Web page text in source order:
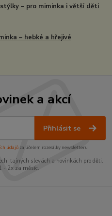
– pro miminka i větší děti
– hebké a hřejivé
a akcí
Přihlásit se
údajůza účelem rozesílky newsletteru.
tajných slevách a novinkách pro děti.
- 2x za měsíc.